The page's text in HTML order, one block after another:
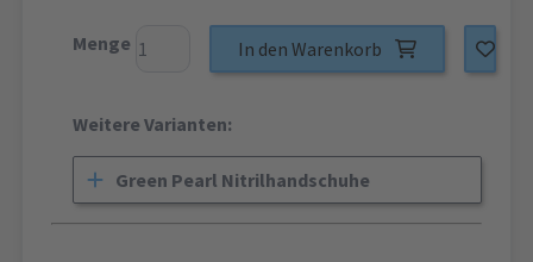
Menge In den Warenkorb
Weitere Varianten:
Green Pearl Nitrilhandschuhe